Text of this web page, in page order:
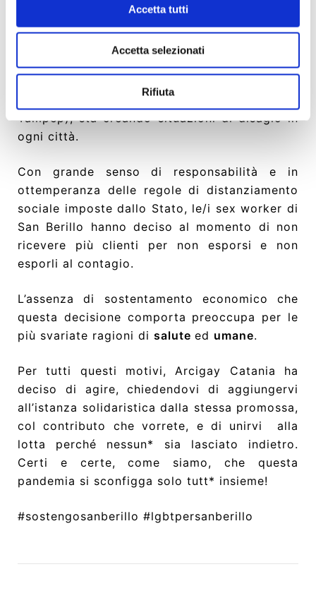
Accetta tutti
Accetta selezionati
Rifiuta
Ciò, come denunciato da più parti e dalle
stesse associazioni di sex worker (tra cui
l'
Comitato Internazionale per i Diritti
dei Sex Worker in Europa, e la rete europea
per i diritti delle/dei sex worker migranti
Tampep), sta creando situazioni di disagio in
ogni città.
Con grande senso di responsabilità e in
ottemperanza delle regole di distanziamento
sociale imposte dallo Stato, le/i sex worker di
San Berillo hanno deciso al momento di non
ricevere più clienti per non esporsi e non
esporli al contagio.
L’assenza di sostentamento economico che
questa decisione comporta preoccupa per le
più svariate ragioni di salute ed umane.
Per tutti questi motivi, Arcigay Catania ha
deciso di agire, chiedendovi di aggiungervi
all’istanza solidaristica dalla stessa promossa,
col contributo che vorrete, e di unirvi alla
lotta perché nessun* sia lasciato indietro.
Certi e certe, come siamo, che questa
pandemia si sconfigga solo tutt* insieme!
#sostengosanberillo #lgbtpersanberillo